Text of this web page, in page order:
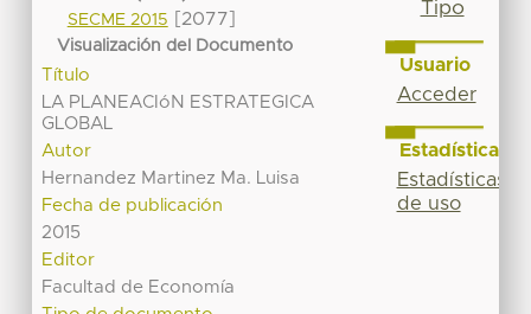
SECME 2015
[2077]
Visualización del Documento
Título
LA PLANEACIóN ESTRATEGICA
GLOBAL
Autor
Hernandez Martinez Ma. Luisa
Fecha de publicación
2015
Editor
Facultad de Economía
Tipo
Usuario
Acceder
Estadísticas
Estadísticas
de uso